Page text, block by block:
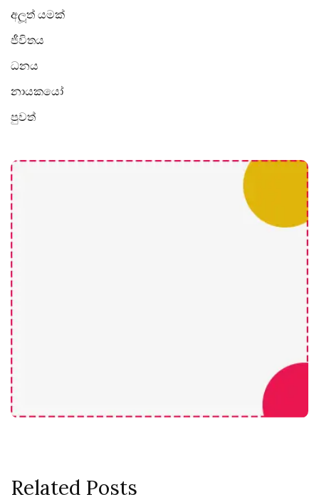
අලූත් යමක්
ජීවිතය
ධනය
නායකයෝ
පුවත්
Related Posts